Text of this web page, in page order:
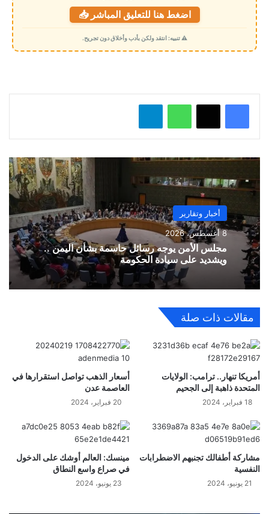
م
ي
اضغط هنا للتعليق المباشر 📥
⚠️ تنبيه: انتقد ولكن بأدب وأخلاق دون تجريح.
واتساب
أخبار وتقارير
8 أغسطس، 2026
مجلس الأمن يوجه رسائل حاسمة بشأن اليمن ..
ويشديد على سيادة الحكومة
مقالات ذات صلة
أمريكا تنهار.. ترامب: الولايات
المتحدة ذاهبة إلى الجحيم
18 فبراير، 2024
أسعار الذهب تواصل استقرارها في
العاصمة عدن
20 فبراير، 2024
مشاركة أطفالك تجنبهم الاضطرابات
النفسية
21 يونيو، 2024
مينسك: العالم أوشك على الدخول
في صراع واسع النطاق
23 يونيو، 2024